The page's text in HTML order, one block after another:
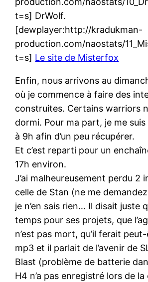
t=s] DrWolf.
[dewplayer:http://kradukman-
production.com/naostats/
t=s] Le site de Misterfox
Enfin, nous arrivons au
où je commence à faire des
construites. Certains warriors
dormi. Pour ma part, je me
à 9h afin d’un peu récupérer.
Et c’est reparti pour un
17h environ.
J’ai malheureusement perdu 2
celle de Stan (ne me
je n’en sais rien… Il disait juste
temps pour ses projets, que
n’est pas mort, qu’il ferait
mp3 et il parlait de l’avenir de
Blast (problème de batterie
H4 n’a pas enregistré lors de